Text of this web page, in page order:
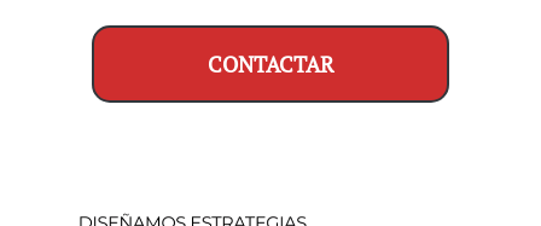
CONTACTAR